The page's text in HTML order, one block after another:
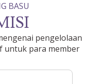
BASU
pengelolaan
untuk para member